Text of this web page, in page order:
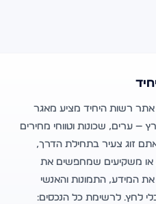
רשות היחיד מציע מאגר
— ערים, שכונות וטווחי מחירים
זוג צעיר בתחילת הדרך,
משקיעים שמחפשים את
המידע, התמונות והאנשי
לחץ. לרשימת כל הנכסים: